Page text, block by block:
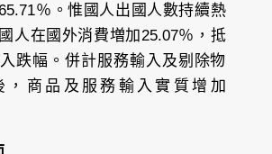
％。惟國人出國人數持續熱
人在國外消費増加25.07％，抵
跌幅。併計服務輸入及剔除物
，商品及服務輸入實質增加